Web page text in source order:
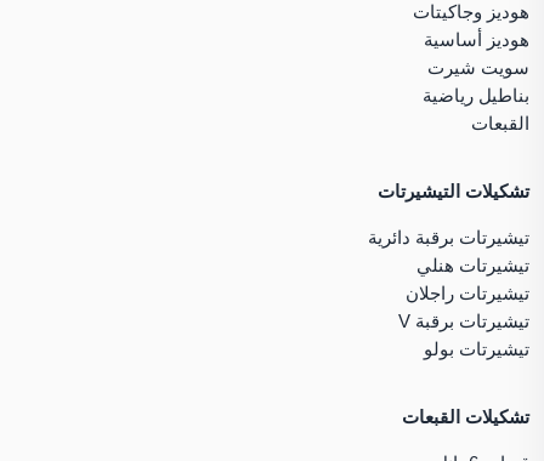
هوديز وجاكيتات
هوديز أساسية
سويت شيرت
بناطيل رياضية
القبعات
تشكيلات التيشيرتات
تيشيرتات برقبة دائرية
تيشيرتات هنلي
تيشيرتات راجلان
تيشيرتات برقبة V
تيشيرتات بولو
تشكيلات القبعات